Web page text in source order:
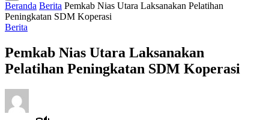
Beranda Berita Pemkab Nias Utara Laksanakan Pelatihan
Peningkatan SDM Koperasi
Berita
Pemkab Nias Utara Laksanakan
Pelatihan Peningkatan SDM Koperasi